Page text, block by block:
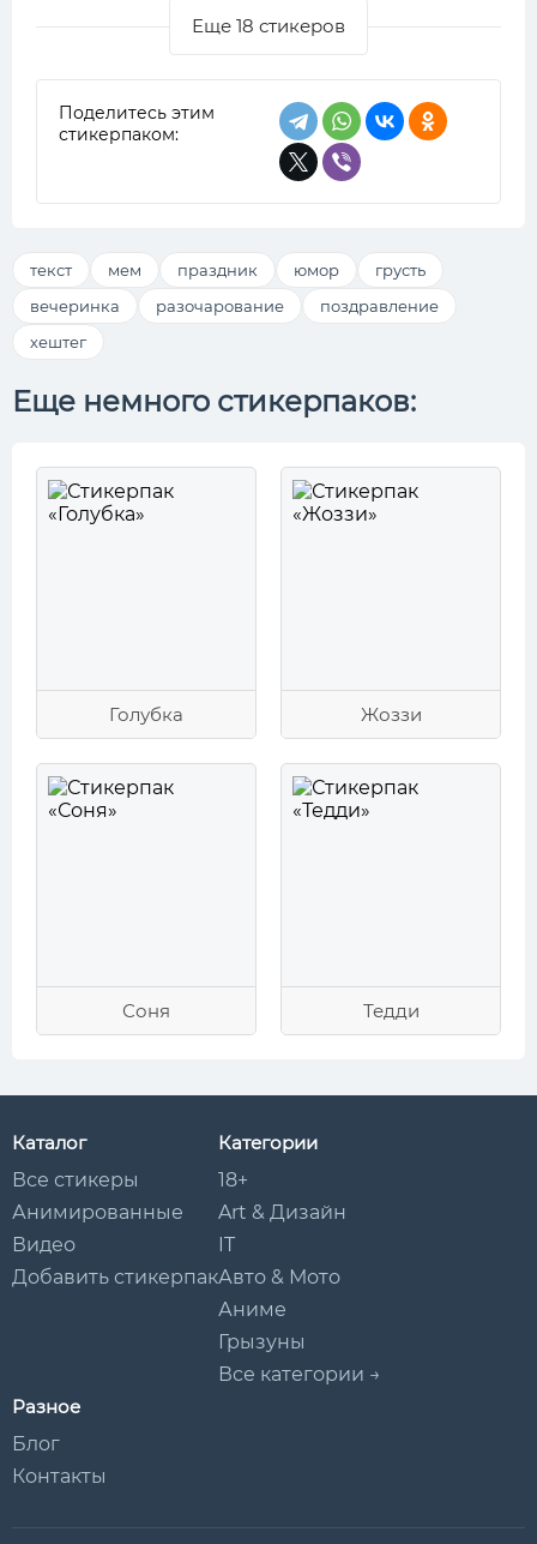
Еще 18 стикеров
Поделитесь этим
стикерпаком:
текст мем праздник юмор
грусть
вечеринка
разочарование
поздравление
хештег
Еще немного стикерпаков:
Голубка Жоззи
Соня Тедди
Каталог
Все стикеры
Анимированные
Видео
Добавить стикерпак
Категории
18+
Art & Дизайн
IT
Авто & Мото
Аниме
Грызуны
Все категории →
Разное
Блог
Контакты